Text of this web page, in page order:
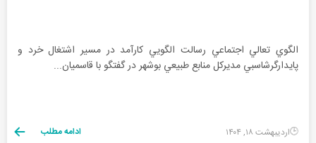
الگوي تعالي اجتماعي رسالت الگويي كارآمد در مسير اشتغال خرد و
پايدارگرشاسبي مديركل منابع طبيعي بوشهر در گفتگو با قاسميان...
اردیبهشت ۱۸, ۱۴۰۴ ادامه مطلب